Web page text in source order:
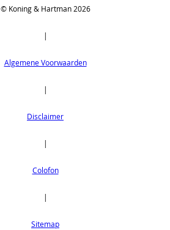
© Koning & Hartman 2026
|
Algemene Voorwaarden
|
Disclaimer
|
Colofon
|
Sitemap